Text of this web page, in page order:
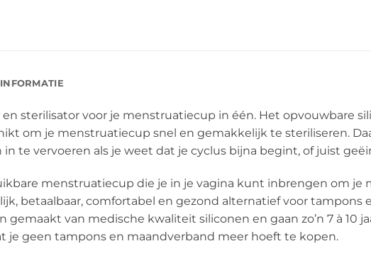
sterilisator voor je menstruatiecup in één. Het opvouwbare
om je menstruatiecup snel en gemakkelijk te steriliseren.
te vervoeren als je weet dat je cyclus bijna begint, of juist
menstruatiecup die je in je vagina kunt inbrengen om je
betaalbaar, comfortabel en gezond alternatief voor tampons
gemaakt van medische kwaliteit siliconen en gaan zo’n 7 à 10
je geen tampons en maandverband meer hoeft te kopen.